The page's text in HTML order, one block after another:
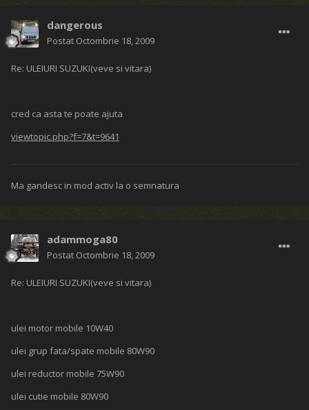
dangerous
Postat Octombrie 18, 2009
Re: ULEIURI SUZUKI(veve si vitara)
cred ca asta te poate ajuta
viewtopic.php?f=7&t=9641
Ma gandesc in mod activ la o semnatura
adammoga80
Postat Octombrie 18, 2009
Re: ULEIURI SUZUKI(veve si vitara)
ulei motor mobile 10W40
ulei grup fata/spate mobile 80W90
ulei reductor mobile 75W90
ulei cutie mobile 80W90